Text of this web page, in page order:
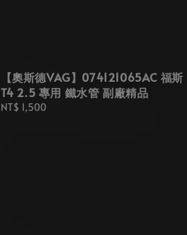
【奧斯德VAG】074121065AC 福斯
T4 2.5 專用 鐵水管 副廠精品
Regular
NT$ 1,500